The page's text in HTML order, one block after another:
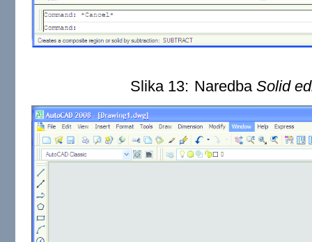
Slika 13: NaredbaSolid